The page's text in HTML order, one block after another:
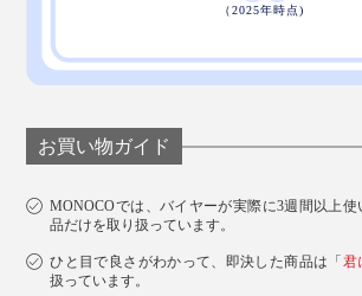
お買い物ガイド
MONOCOでは、バイヤーが実際に3週間以上
品だけを取り扱っています。
ひと目で良さがわかって、即決した商品は「 君
扱っています。